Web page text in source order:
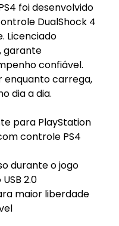
foi desenvolvido
DualShock 4
Licenciado
garante
confiável.
enquanto carrega,
dia a dia.
para PlayStation
controle PS4
durante o jogo
2.0
maior liberdade